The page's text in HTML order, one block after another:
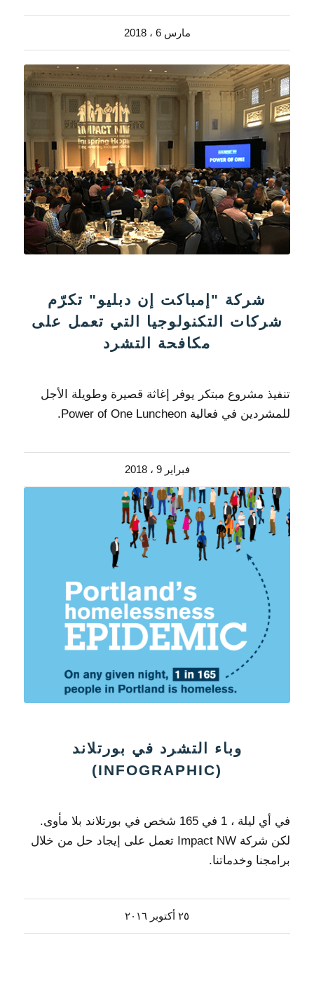
مارس 6 ، 2018
شركة "إمباكت إن دبليو" تكرّم
شركات التكنولوجيا التي تعمل على
مكافحة التشرد
تنفيذ مشروع مبتكر يوفر إغاثة قصيرة وطويلة الأجل
للمشردين في فعالية Power of One Luncheon.
فبراير 9 ، 2018
وباء التشرد في بورتلاند
(INFOGRAPHIC)
في أي ليلة ، 1 في 165 شخص في بورتلاند بلا مأوى.
لكن شركة Impact NW تعمل على إيجاد حل من خلال
برامجنا وخدماتنا.
٢٥ أكتوبر ٢٠١٦